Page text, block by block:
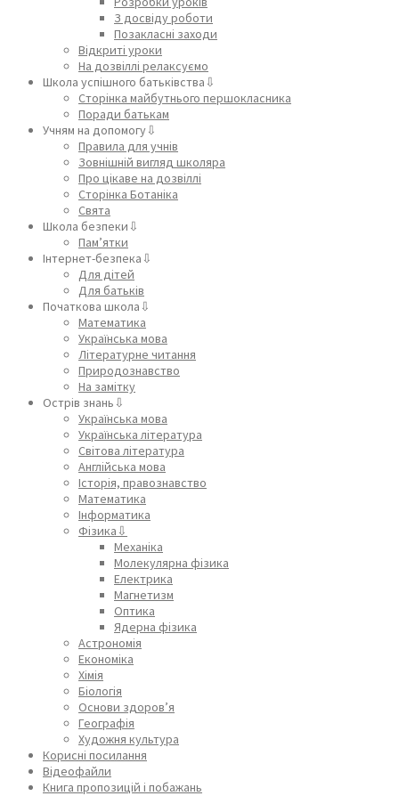
З досвіду роботи
Позакласні заходи
Відкриті уроки
На дозвіллі релаксуємо
Школа успішного батьківства⇩
Сторінка майбутнього першокласника
Поради батькам
Учням на допомогу⇩
Правила для учнів
Зовнішній вигляд школяра
Про цікаве на дозвіллі
Сторінка Ботаніка
Свята
Школа безпеки⇩
Пам’ятки
Інтернет-безпека⇩
Для дітей
Для батьків
Початкова школа⇩
Математика
Українська мова
Літературне читання
Природознавство
На замітку
Острів знань⇩
Українська мова
Українська література
Світова література
Англійська мова
Історія, правознавство
Математика
Інформатика
Фізика⇩
Механіка
Молекулярна фізика
Електрика
Магнетизм
Оптика
Ядерна фізика
Астрономія
Економіка
Хімія
Біологія
Основи здоров’я
Географія
Художня культура
Корисні посилання
Відеофайли
Книга пропозицій і побажань